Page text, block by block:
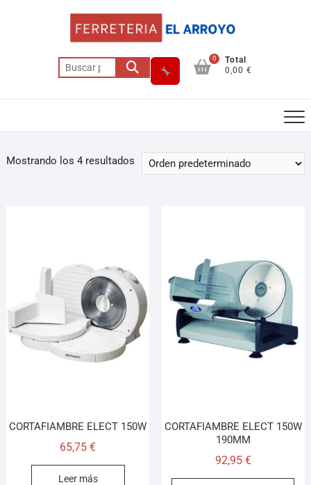
0
Total
0,00 €
Mostrando los 4 resultados
CORTAFIAMBRE ELECT 150W
65,75€
Leer más
CORTAFIAMBRE ELECT 150W
190MM
92,95 €
¡Hola! Soy el asesor virtual de Ferretería El Arroyo.
Cuéntame qué necesitas y te ayudo a encontrarlo,
aunque no sepas el nombre exacto